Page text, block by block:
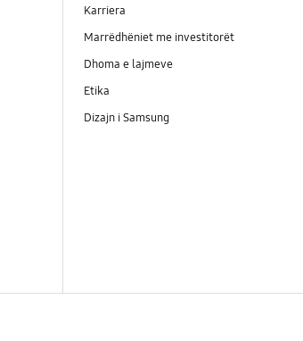
Karriera
Marrëdhëniet me investitorët
Dhoma e lajmeve
Etika
Dizajn i Samsung